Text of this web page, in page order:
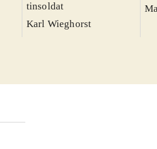
tinsoldat
Karl Wieghorst